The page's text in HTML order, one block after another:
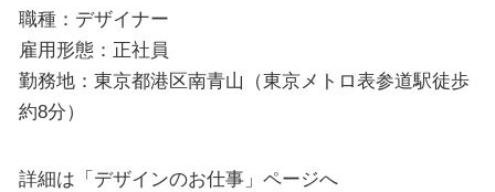
職種：デザイナー
雇用形態：正社員
勤務地：東京都港区南青山（東京メトロ表参道駅徒歩
約8分）
詳細は「デザインのお仕事」ページへ